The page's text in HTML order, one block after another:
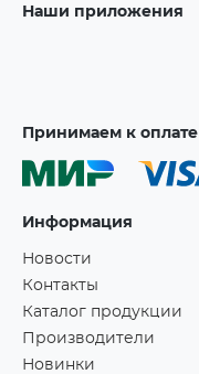
Наши приложения
Принимаем к оплате
Информация
Новости
Контакты
Каталог продукции
Производители
Новинки